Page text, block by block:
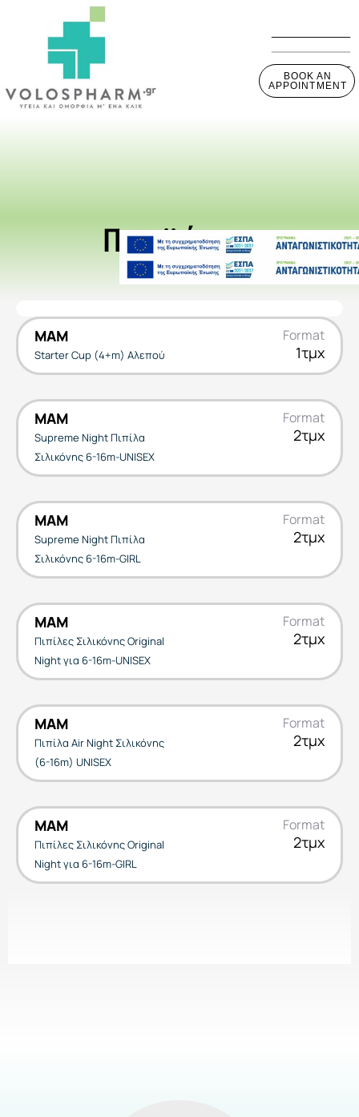
BOOK AN
APPOINTMENT
Προϊόντα
MAM
Starter Cup (4+m) Αλεπού
Format
1τμχ
MAM
Supreme Night Πιπίλα
Σιλικόνης 6-16m-UNISEX
Format
2τμχ
MAM
Supreme Night Πιπίλα
Σιλικόνης 6-16m-GIRL
Format
2τμχ
MAM
Πιπίλες Σιλικόνης Original
Night για 6-16m-UNISEX
Format
2τμχ
MAM
Πιπίλα Air Night Σιλικόνης
(6-16m) UNISEX
Format
2τμχ
MAM
Πιπίλες Σιλικόνης Original
Night για 6-16m-GIRL
Format
2τμχ